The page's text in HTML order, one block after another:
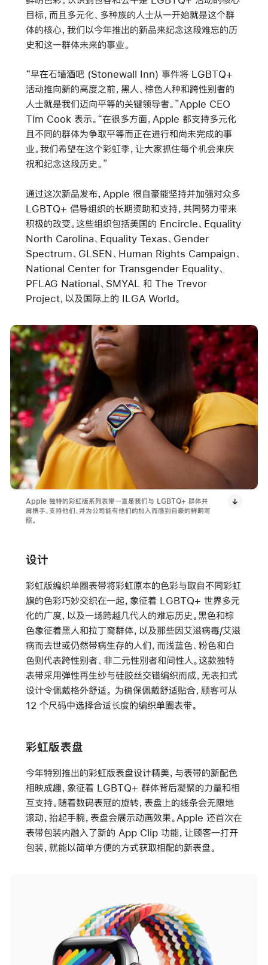
目标，而且多元化、多种族的人士从一开始就是这个群
体的核心，我们以今年推出的新品来纪念这段难忘的历
史和这一群体未来的事业。
“早在石墙酒吧 (Stonewall Inn) 事件将 LGBTQ+
活动推向新的高度之前，黑人、棕色人种和跨性别者的
人士就是我们迈向平等的关键领导者。”Apple CEO
Tim Cook 表示。“在很多方面，Apple 都支持多元化
且不同的群体为争取平等而正在进行和尚未完成的事
业。我们希望在这个彩虹季，让大家抓住每个机会来庆
祝和纪念这段历史。”
通过这次新品发布，Apple 很自豪能坚持并加强对众多
LGBTQ+ 倡导组织的长期资助和支持，共同努力带来
积极的改变。这些组织包括美国的 Encircle、Equality
North Carolina、Equality Texas、Gender
Spectrum、GLSEN、Human Rights Campaign、
National Center for Transgender Equality、
PFLAG National、SMYAL 和 The Trevor
Project，以及国际上的 ILGA World。
Apple 独特的彩虹版系列表带一直是我们与 LGBTQ+ 群体并
肩携手、支持他们、并为公司能有他们的加入而感到自豪的鲜明写
照。
设计
彩虹版编织单圈表带将彩虹原本的色彩与取自不同彩虹
旗的色彩巧妙交织在一起，象征着 LGBTQ+ 世界多元
化的广度，以及一场跨越几代人的难忘历史。黑色和棕
色象征着黑人和拉丁裔群体，以及那些因艾滋病毒/艾滋
病而去世或仍然带病生存的人们，而浅蓝色、粉色和白
色则代表跨性别者、非二元性別者和间性人。这款独特
表带采用弹性再生纱与硅胶丝交错编织而成，无表扣式
设计令佩戴格外舒适。 为确保佩戴舒适贴合，顾客可从
12 个尺码中选择合适长度的编织单圈表带。
彩虹版表盘
今年特别推出的彩虹版表盘设计精美，与表带的新配色
相映成趣，象征着 LGBTQ+ 群体背后凝聚的力量和相
互支持。随着数码表冠的旋转，表盘上的线条会无限地
滚动，抬起手腕，表盘会展示动画效果。Apple 还首次在
表带包装内融入了新的 App Clip 功能，让顾客一打开
包装，就能以简单方便的方式获取相配的新表盘。